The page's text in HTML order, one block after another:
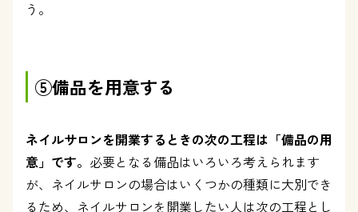
う。
⑤備品を用意する
ネイルサロンを開業するときの次の工程は「備品の用
意」です。 必要となる備品はいろいろ考えられます
が、ネイルサロンの場合はいくつかの種類に大別でき
るため、ネイルサロンを開業したい人は次の工程とし